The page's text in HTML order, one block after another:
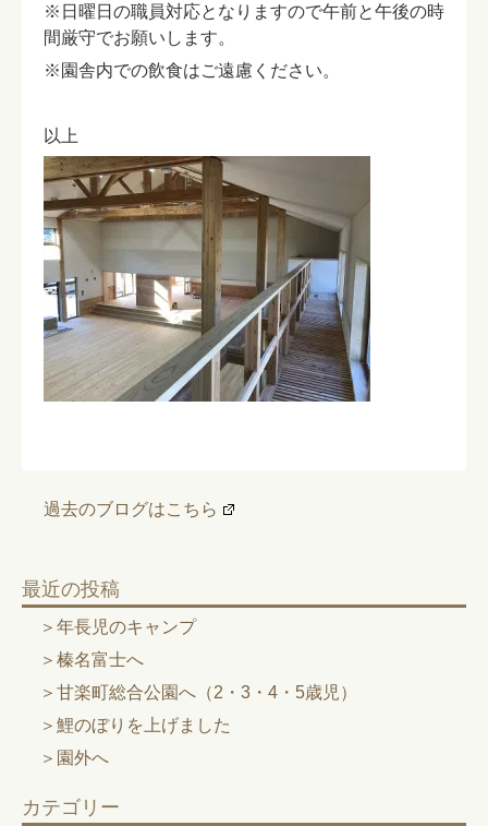
※日曜日の職員対応となりますので午前と午後の時
間厳守でお願いします。
※園舎内での飲食はご遠慮ください。
以上
過去のブログはこちら
最近の投稿
年長児のキャンプ
榛名富士へ
甘楽町総合公園へ（2・3・4・5歳児）
鯉のぼりを上げました
園外へ
カテゴリー